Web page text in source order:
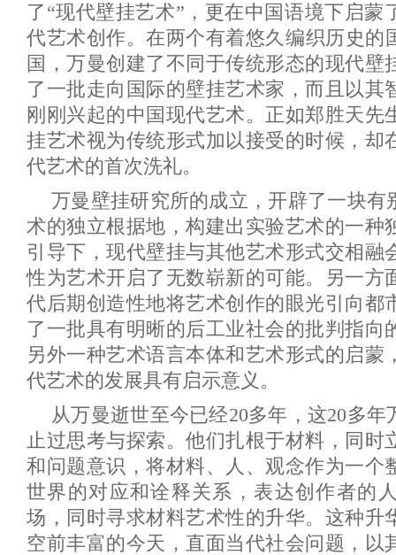
了“现代壁挂艺术”，更在中国语境下启蒙
代艺术创作。在两个有着悠久编织历史
国，万曼创建了不同于传统形态的现代壁
了一批走向国际的壁挂艺术家，而且以其
刚刚兴起的中国现代艺术。正如郑胜天先
挂艺术视为传统形式加以接受的时候，却
代艺术的首次洗礼。
万曼壁挂研究所的成立，开辟了一块有
术的独立根据地，构建出实验艺术的一种
引导下，现代壁挂与其他艺术形式交相融
性为艺术开启了无数崭新的可能。另一方
代后期创造性地将艺术创作的眼光引向都
了一批具有明晰的后工业社会的批判指向
另外一种艺术语言本体和艺术形式的启蒙
代艺术的发展具有启示意义。
从万曼逝世至今已经20多年，这20多
止过思考与探索。他们扎根于材料，同时
和问题意识，将材料、人、观念作为一个
世界的对应和诠释关系，表达创作者的
场，同时寻求材料艺术性的升华。这种升
空前丰富的今天，直面当代社会问题，以